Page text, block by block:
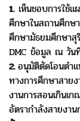
1. เห็นชอบการใช้แ
ศึกษาในสถานศึกษ
ศึกษามัธยมศึกษาสุ
DMC ข้อมูล ณ วั
2.อนุมัติตัดโอนตำแ
ทางการศึกษาสาย
งานการสอนเกินเ
อัตรากำลังสายงา